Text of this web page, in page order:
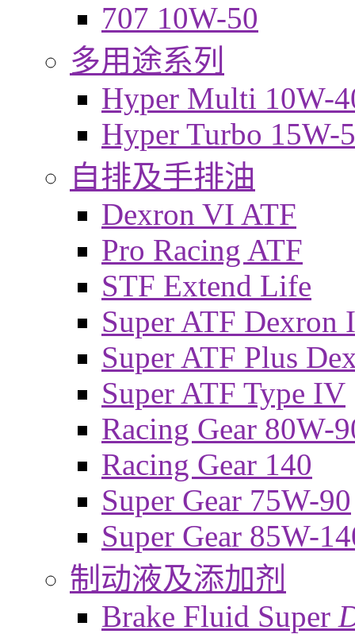
707 10W-50
多用途系列
Hyper Multi 10W-
Hyper Turbo 15W-
自排及手排油
Dexron VI ATF
Pro Racing ATF
STF Extend Life
Super ATF Dexron
Super ATF Plus
Super ATF Type IV
Racing Gear 80W-
Racing Gear 140
Super Gear 75W-90
Super Gear 85W-
制动液及添加剂
Brake Fluid Super